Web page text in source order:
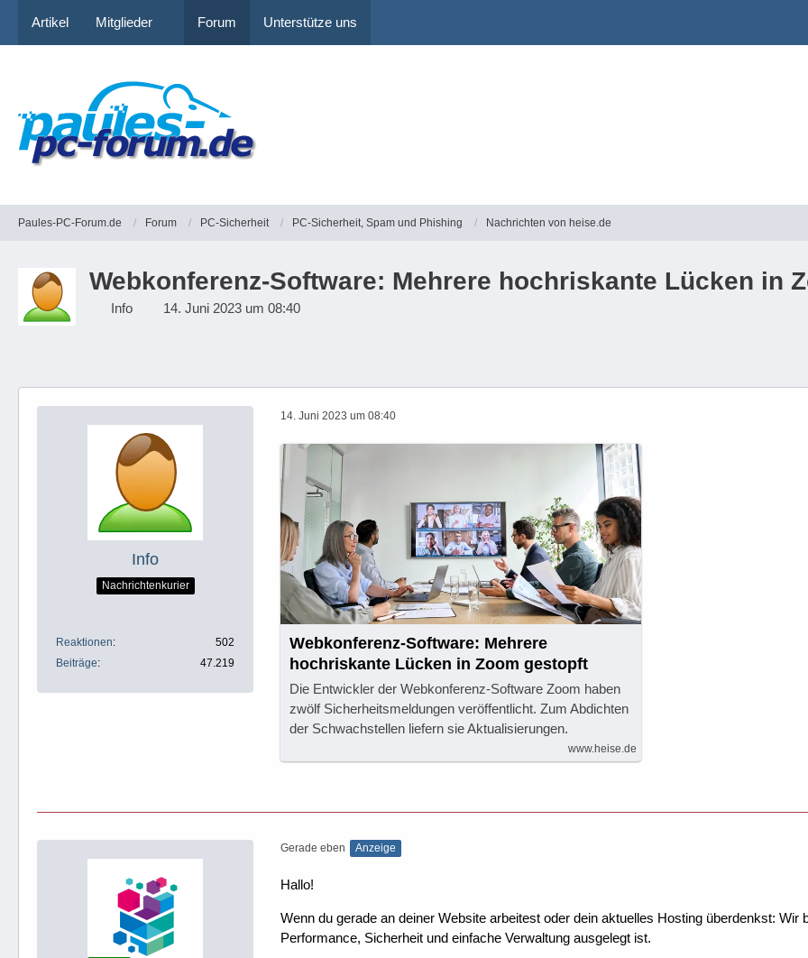
Artikel Mitglieder Forum Unterstütze uns
Paules-PC-Forum.de Forum PC-Sicherheit PC-Sicherheit, Spam und Phishing Nachrichten von heise.de
Webkonferenz-Software: Mehrere hochriskante Lücken in
Info 14. Juni 2023 um 08:40
Info
Nachrichtenkurier
Reaktionen
502
Beiträge
47.219
14. Juni 2023 um 08:40
Webkonferenz-Software: Mehrere
hochriskante Lücken in Zoom gestopft
Die Entwickler der Webkonferenz-Software Zoom haben
zwölf Sicherheitsmeldungen veröffentlicht. Zum Abdichten
der Schwachstellen liefern sie Aktualisierungen.
www.heise.de
Gerade eben Anzeige
Hallo!
Wenn du gerade an deiner Website arbeitest oder dein aktuelles Hosting überdenkst:
Performance, Sicherheit und einfache Verwaltung ausgelegt ist.